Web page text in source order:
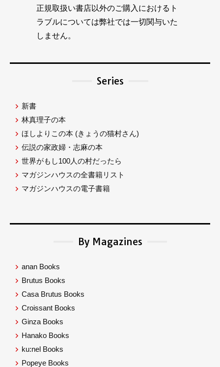
正規取扱い書店以外のご購入におけるト
ラブルについては弊社では一切関与いた
しません。
Series
新書
林真理子の本
ほしよりこの本 (きょうの猫村さん)
伝説の家政婦・志麻の本
世界がもし100人の村だったら
マガジンハウスの全書籍リスト
マガジンハウスの電子書籍
By Magazines
anan Books
Brutus Books
Casa Brutus Books
Croissant Books
Ginza Books
Hanako Books
ku:nel Books
Popeye Books